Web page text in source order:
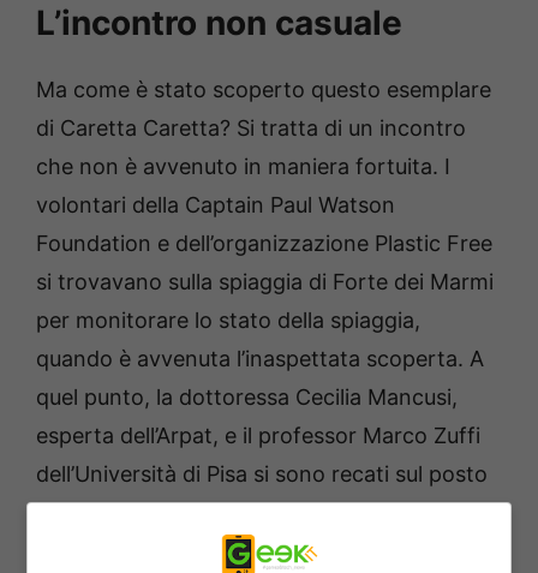
L’incontro non casuale
Ma come è stato scoperto questo esemplare
di Caretta Caretta? Si tratta di un incontro
che non è avvenuto in maniera fortuita. I
volontari della Captain Paul Watson
Foundation e dell’organizzazione Plastic Free
si trovavano sulla spiaggia di Forte dei Marmi
per monitorare lo stato della spiaggia,
quando è avvenuta l’inaspettata scoperta. A
quel punto, la dottoressa Cecilia Mancusi,
esperta dell’Arpat, e il professor Marco Zuffi
dell’Università di Pisa si sono recati sul posto
per confermare la presenza di un nido di
tartaruga. Alle operazioni di verifica e